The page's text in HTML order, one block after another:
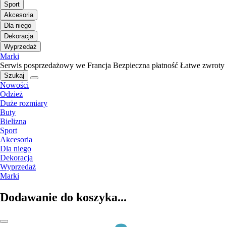
Sport
Akcesoria
Dla niego
Dekoracja
Wyprzedaż
Marki
Serwis posprzedażowy we Francja Bezpieczna płatność Łatwe zwroty
Szukaj
Nowości
Odzież
Duże rozmiary
Buty
Bielizna
Sport
Akcesoria
Dla niego
Dekoracja
Wyprzedaż
Marki
Dodawanie do koszyka...